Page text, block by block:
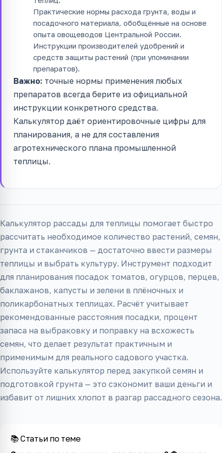
Практические нормы расхода грунта, воды и
посадочного материала, обобщённые на основе
опыта овощеводов Центральной России.
Инструкции производителей удобрений и
средств защиты растений (при упоминании
препаратов).
Важно: точные нормы применения любых
препаратов всегда берите из официальной
инструкции конкретного средства.
Калькулятор даёт ориентировочные цифры для
планирования, а не для составления
агротехнического плана промышленной
теплицы.
Калькулятор рассады для теплицы помогает быстро
рассчитать необходимое количество растений, семян,
грунта и стаканчиков — достаточно ввести размеры
теплицы и выбрать культуру. Инструмент подходит
для планирования посадок томатов, огурцов, перцев,
баклажанов, капусты и зелени в плёночных и
поликарбонатных теплицах. Расчёт учитывает
рекомендованные расстояния посадки, процент
запаса на выбраковку и поправку на всхожесть
семян, что делает результат практичным и
применимым для реального садового участка.
Используйте калькулятор перед закупкой семян и
подготовкой грунта — это сэкономит ваши деньги и
избавит от лишних хлопот в разгар рассадного сезона.
📚 Статьи по теме